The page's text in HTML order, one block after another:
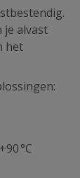
je alvast
het
°C